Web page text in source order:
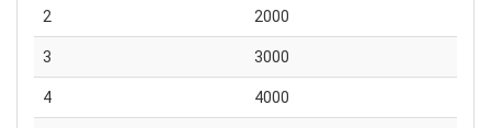
2 2000
3 3000
4 4000